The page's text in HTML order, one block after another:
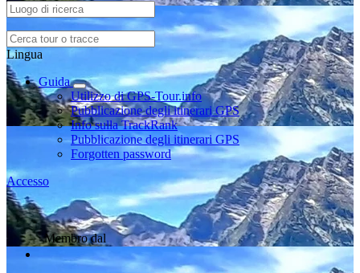
Lingua
Guida
Utilizzo di GPS-Tour.info
Pubblicazione degli itinerari GPS
Info sulla TrackRank
Pubblicazione degli itinerari GPS
Forgotten password
Accesso
Membro dal